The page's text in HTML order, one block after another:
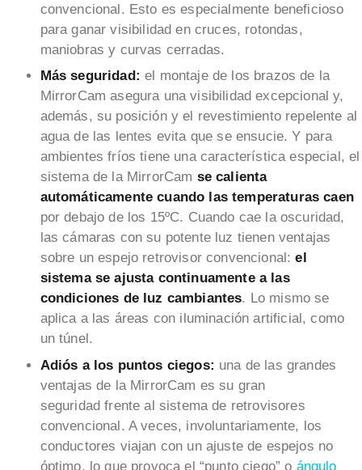
convencional. Esto es especialmente beneficioso
para ganar visibilidad en cruces, rotondas,
maniobras y curvas cerradas.
Más seguridad: el montaje de los brazos de la
MirrorCam asegura una visibilidad excepcional y,
además, su posición y el revestimiento repelente al
agua de las lentes evita que se ensucie. Y para
ambientes fríos tiene una característica especial, el
sistema de la MirrorCam se calienta
automáticamente cuando las temperaturas caen
por debajo de los 15ºC. Cuando cae la oscuridad,
las cámaras con su potente luz tienen ventajas
sobre un espejo retrovisor convencional:el
sistema se ajusta continuamente a las
condiciones de luz cambiantes. Lo mismo se
aplica a las áreas con iluminación artificial, como
un túnel.
Adiós a los puntos ciegos: una de las grandes
ventajas de la MirrorCam es su gran
seguridad frente al sistema de retrovisores
convencional. A veces, involuntariamente, los
conductores viajan con un ajuste de espejos no
óptimo, lo que provoca el “punto ciego” o ángulo